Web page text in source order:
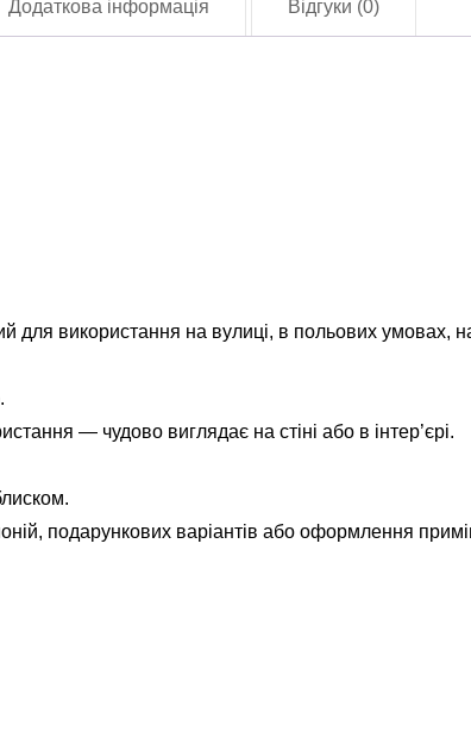
ОМБр)
Додаткова інформація Відгуки (0)
для використання на вулиці, в польових умовах,
— чудово виглядає на стіні або в інтер’єрі.
подарункових варіантів або оформлення